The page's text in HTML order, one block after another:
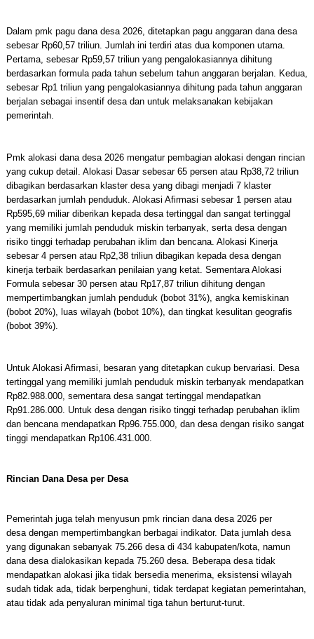
Dalam pmk pagu dana desa 2026, ditetapkan pagu anggaran dana desa
sebesar Rp60,57 triliun. Jumlah ini terdiri atas dua komponen utama.
Pertama, sebesar Rp59,57 triliun yang pengalokasiannya dihitung
berdasarkan formula pada tahun sebelum tahun anggaran berjalan. Kedua,
sebesar Rp1 triliun yang pengalokasiannya dihitung pada tahun anggaran
berjalan sebagai insentif desa dan untuk melaksanakan kebijakan
pemerintah.
Pmk alokasi dana desa 2026 mengatur pembagian alokasi dengan rincian
yang cukup detail. Alokasi Dasar sebesar 65 persen atau Rp38,72 triliun
dibagikan berdasarkan klaster desa yang dibagi menjadi 7 klaster
berdasarkan jumlah penduduk. Alokasi Afirmasi sebesar 1 persen atau
Rp595,69 miliar diberikan kepada desa tertinggal dan sangat tertinggal
yang memiliki jumlah penduduk miskin terbanyak, serta desa dengan
risiko tinggi terhadap perubahan iklim dan bencana. Alokasi Kinerja
sebesar 4 persen atau Rp2,38 triliun dibagikan kepada desa dengan
kinerja terbaik berdasarkan penilaian yang ketat. Sementara Alokasi
Formula sebesar 30 persen atau Rp17,87 triliun dihitung dengan
mempertimbangkan jumlah penduduk (bobot 31%), angka kemiskinan
(bobot 20%), luas wilayah (bobot 10%), dan tingkat kesulitan geografis
(bobot 39%).
Untuk Alokasi Afirmasi, besaran yang ditetapkan cukup bervariasi. Desa
tertinggal yang memiliki jumlah penduduk miskin terbanyak mendapatkan
Rp82.988.000, sementara desa sangat tertinggal mendapatkan
Rp91.286.000. Untuk desa dengan risiko tinggi terhadap perubahan iklim
dan bencana mendapatkan Rp96.755.000, dan desa dengan risiko sangat
tinggi mendapatkan Rp106.431.000.
Rincian Dana Desa per Desa
Pemerintah juga telah menyusun pmk rincian dana desa 2026 per
desa dengan mempertimbangkan berbagai indikator. Data jumlah desa
yang digunakan sebanyak 75.266 desa di 434 kabupaten/kota, namun
dana desa dialokasikan kepada 75.260 desa. Beberapa desa tidak
mendapatkan alokasi jika tidak bersedia menerima, eksistensi wilayah
sudah tidak ada, tidak berpenghuni, tidak terdapat kegiatan pemerintahan,
atau tidak ada penyaluran minimal tiga tahun berturut-turut.